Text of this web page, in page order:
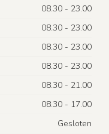
08.30 - 23.00
08.30 - 23.00
08.30 - 23.00
08.30 - 23.00
08.30 - 21.00
08.30 - 17.00
Gesloten